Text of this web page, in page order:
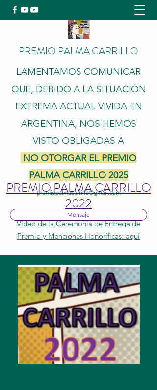
PREMIO PALMA CARRILLO
LAMENTAMOS COMUNICAR
QUE, DEBIDO A LA SITUACIÓN
EXTREMA ACTUAL VIVIDA EN
ARGENTINA, NOS HEMOS
VISTO OBLIGADAS A
NO OTORGAR EL PREMIO
PALMA CARRILLO 2025
premiopalmacarrillo@gmail.com
Mensaje
PREMIO PALMA CARRILLO
2022
Video de la Ceremonia de Entrega de
Premio y Menciones Honoríficas: aquí